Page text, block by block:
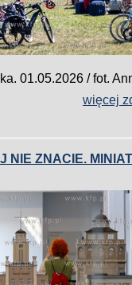
01.05.2026 / fot.
więcej
NIE ZNACIE.